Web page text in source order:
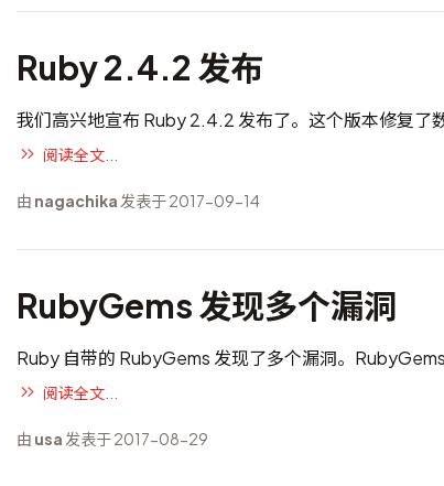
Ruby 2.4.2 发布
我们高兴地宣布 Ruby 2.4.2 发布了。这个版本修复了
阅读全文...
由 nagachika 发表于 2017-09-14
RubyGems 发现多个漏洞
Ruby 自带的 RubyGems 发现了多个漏洞。
阅读全文...
由 usa 发表于 2017-08-29